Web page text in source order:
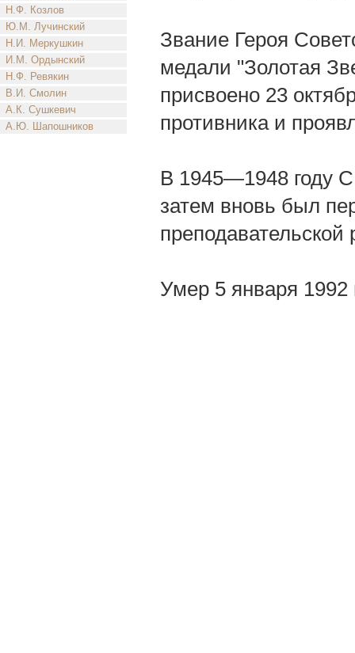
Н.Ф. Козлов
Ю.М. Лучинский
Н.И. Меркушкин
И.М. Ордынский
Н.Ф. Ревякин
В.И. Смолин
А.К. Сушкевич
А.Ю. Шапошников
Звание Героя
медали "Золотая
присвоено 23
противника и
В 1945—1948 году
затем вновь был
преподавательской
Умер 5 января 1992